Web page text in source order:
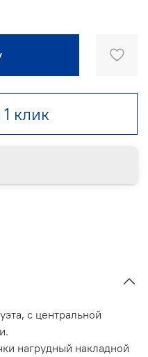
клик
с центральной
нагрудный накладной